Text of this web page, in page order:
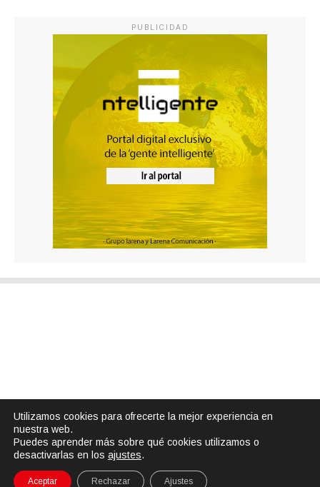
PUBLICIDAD
Utilizamos cookies para ofrecerte la mejor experiencia en
nuestra web.
Puedes aprender más sobre qué cookies utilizamos o
desactivarlas en los ajustes.
Aceptar Rechazar Ajustes